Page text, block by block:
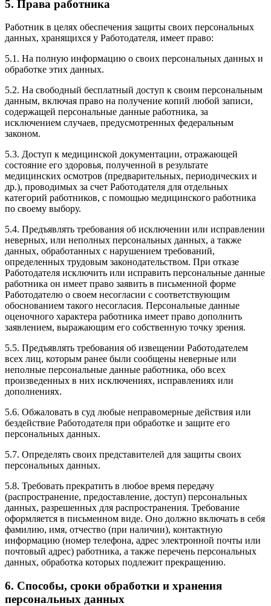
5. Права работника
Работник в целях обеспечения защиты своих персональных
данных, хранящихся у Работодателя, имеет право:
5.1. На полную информацию о своих персональных данных и
обработке этих данных.
5.2. На свободный бесплатный доступ к своим персональным
данным, включая право на получение копий любой записи,
содержащей персональные данные работника, за
исключением случаев, предусмотренных федеральным
законом.
5.3. Доступ к медицинской документации, отражающей
состояние его здоровья, полученной в результате
медицинских осмотров (предварительных, периодических и
др.), проводимых за счет Работодателя для отдельных
категорий работников, с помощью медицинского работника
по своему выбору.
5.4. Предъявлять требования об исключении или исправлении
неверных, или неполных персональных данных, а также
данных, обработанных с нарушением требований,
определенных трудовым законодательством. При отказе
Работодателя исключить или исправить персональные данные
работника он имеет право заявить в письменной форме
Работодателю о своем несогласии с соответствующим
обоснованием такого несогласия. Персональные данные
оценочного характера работника имеет право дополнить
заявлением, выражающим его собственную точку зрения.
5.5. Предъявлять требования об извещении Работодателем
всех лиц, которым ранее были сообщены неверные или
неполные персональные данные работника, обо всех
произведенных в них исключениях, исправлениях или
дополнениях.
5.6. Обжаловать в суд любые неправомерные действия или
бездействие Работодателя при обработке и защите его
персональных данных.
5.7. Определять своих представителей для защиты своих
персональных данных.
5.8. Требовать прекратить в любое время передачу
(распространение, предоставление, доступ) персональных
данных, разрешенных для распространения. Требование
оформляется в письменном виде. Оно должно включать в себя
фамилию, имя, отчество (при наличии), контактную
информацию (номер телефона, адрес электронной почты или
почтовый адрес) работника, а также перечень персональных
данных, обработка которых подлежит прекращению.
6. Способы, сроки обработки и хранения
персональных данных